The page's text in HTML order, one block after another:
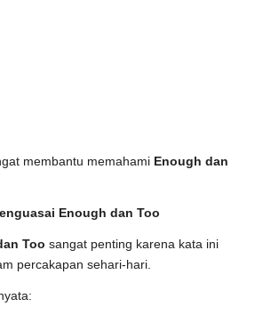
membantu memahami Enough dan
Enough dan Too
Too sangat penting karena kata ini
percakapan sehari-hari.